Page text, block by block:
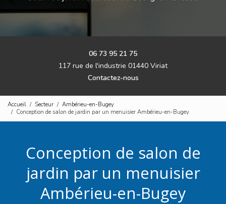
06 73 95 21 75
117 rue de l'industrie 01440 Viriat
Contactez-nous
Accueil Secteur
Ambérieu-en-Bugey
Conception de salon de jardin par un menuisier Ambérieu-en-Bugey
Conception de salon de
jardin par un menuisier
Ambérieu-en-Bugey